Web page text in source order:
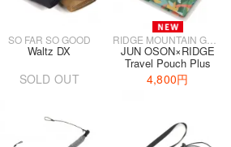
SO FAR SO GOOD
Waltz DX
SOLD OUT
RIDGE MOUNTAIN GEAR
JUN OSON×RIDGE
Travel Pouch Plus
4,800円